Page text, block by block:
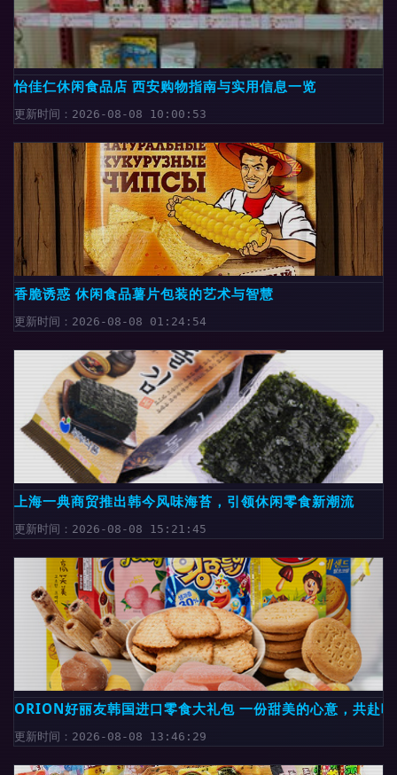
怡佳仁休闲食品店 西安购物指南与实用信息一览
更新时间：2026-08-08 10:00:53
香脆诱惑 休闲食品薯片包装的艺术与智慧
更新时间：2026-08-08 01:24:54
上海一典商贸推出韩今风味海苔，引领休闲零食新潮流
更新时间：2026-08-08 15:21:45
ORION好丽友韩国进口零食大礼包 一份甜美的心意，共赴
更新时间：2026-08-08 13:46:29